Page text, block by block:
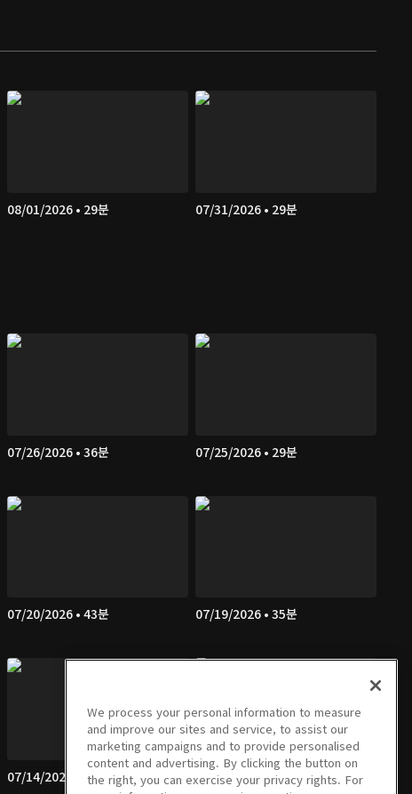
08/01/2026 • 29분 07/31/2026 • 29분
07/26/2026 • 36분 07/25/2026 • 29분
07/20/2026 • 43분 07/19/2026 • 35분
07/14/2026 • 29분 07/13/2026 • 40분
We process your personal information to measure
and improve our sites and service, to assist our
marketing campaigns and to provide personalised
content and advertising. By clicking the button on
the right, you can exercise your privacy rights. For